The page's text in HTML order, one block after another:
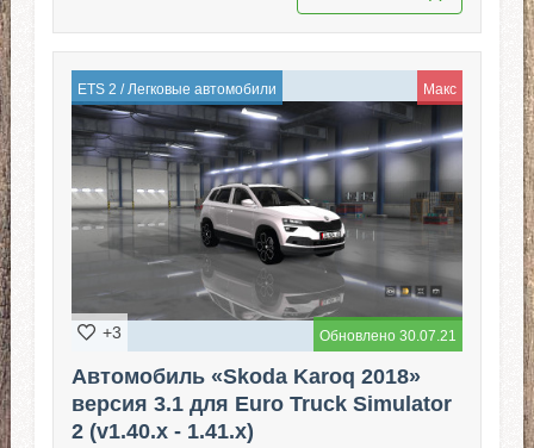
ETS 2 / Легковые автомобили Макс
Обновлено 30.07.21
+3
Автомобиль «Skoda Karoq 2018»
версия 3.1 для Euro Truck Simulator
2 (v1.40.x - 1.41.x)